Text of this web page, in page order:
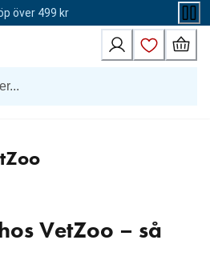
över 499 kr
VetZoo – så